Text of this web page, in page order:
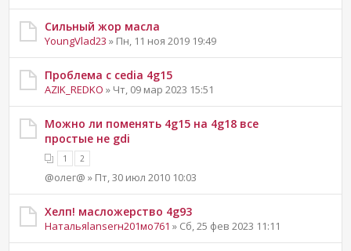
Сильный жор масла
YoungVlad23 » Пн, 11 ноя 2019 19:49
Проблема с cedia 4g15
AZIK_REDKO » Чт, 09 мар 2023 15:51
Можно ли поменять 4g15 на 4g18 все
простые не gdi
1 2
@олег@ » Пт, 30 июл 2010 10:03
Хелп! масложерство 4g93
Натальяlanserн201мо761 » Сб, 25 фев 2023 11:11